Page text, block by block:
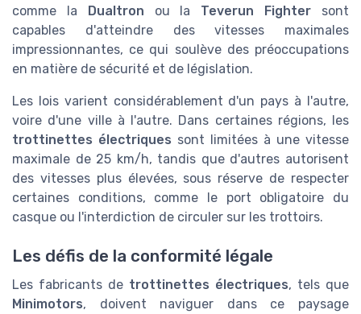
comme la Dualtron ou la Teverun Fighter sont
capables d'atteindre des vitesses maximales
impressionnantes, ce qui soulève des préoccupations
en matière de sécurité et de législation.
Les lois varient considérablement d'un pays à l'autre,
voire d'une ville à l'autre. Dans certaines régions, les
trottinettes électriques sont limitées à une vitesse
maximale de 25 km/h, tandis que d'autres autorisent
des vitesses plus élevées, sous réserve de respecter
certaines conditions, comme le port obligatoire du
casque ou l'interdiction de circuler sur les trottoirs.
Les défis de la conformité légale
Les fabricants de trottinettes électriques, tels que
Minimotors, doivent naviguer dans ce paysage